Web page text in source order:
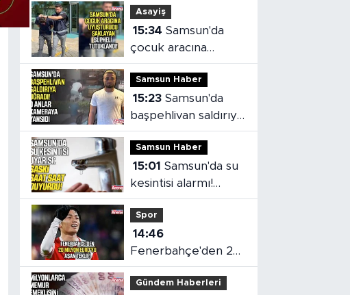
Asayiş
15:34 Samsun'da
çocuk aracına
uyuşturucu saklayan
şüpheli tutuklandı
Samsun Haber
15:23 Samsun'da
başpehlivan saldırıya
uğradı!
Samsun Haber
15:01 Samsun'da su
kesintisi alarmı!
SASKİ saat verdi
Spor
14:46
Fenerbahçe'den 20
milyon euro'yu aşan
teklif
Gündem Haberleri